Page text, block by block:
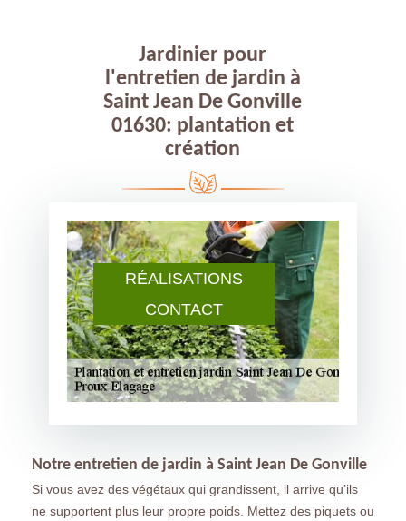
RÉALISATIONS
CONTACT
Jardinier pour
l'entretien de jardin à
Saint Jean De Gonville
01630: plantation et
création
Notre entretien de jardin à Saint Jean De Gonville
Si vous avez des végétaux qui grandissent, il arrive qu’ils
ne supportent plus leur propre poids. Mettez des piquets ou